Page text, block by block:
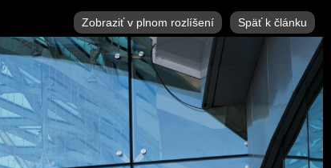
Zobraziť v plnom rozlíšení Späť k článku